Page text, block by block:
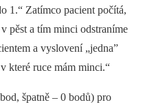
1.“ Zatímco pacient počítá,
pěst a tím minci odstraníme
a vyslovení „jedna”
které ruce mám minci.“
špatně –⁠ 0 bodů) pro